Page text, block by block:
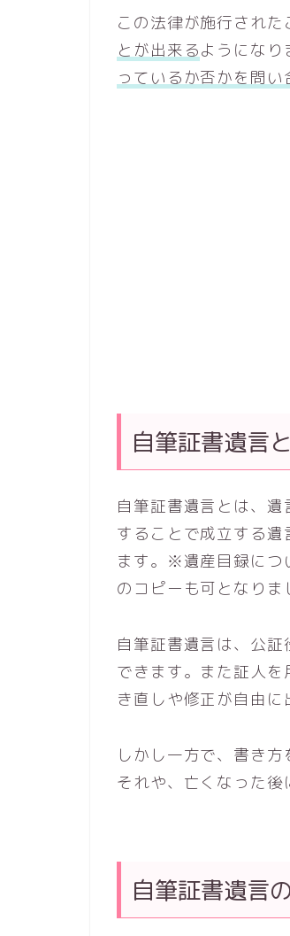
この法律が施行された
とが出来るようになり
っているか否かを問い
自筆証書遺言
自筆証書遺言とは、
することで成立する
ます。※遺産目録につ
のコピーも可となりま
自筆証書遺言は、公
できます。また証人
き直しや修正が自由に
しかし一方で、書き
それや、亡くなった後
自筆証書遺言